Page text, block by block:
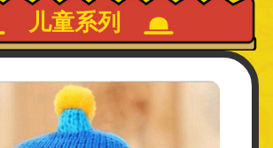
儿童系列